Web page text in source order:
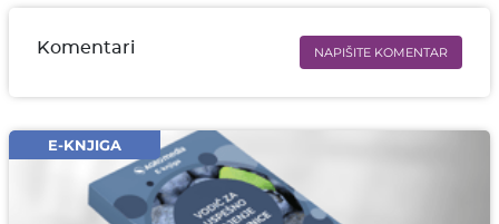
Komentari NAPIŠITE KOMENTAR
Email* obavezno
Komentar* obavezno
E-KNJIGA